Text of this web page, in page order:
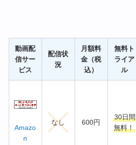
動画配
信サー
ビス
配信状
況
月額料
金（税
込）
無料ト
ライア
ル
Amazo
n
なし 600円
30日間
無料！